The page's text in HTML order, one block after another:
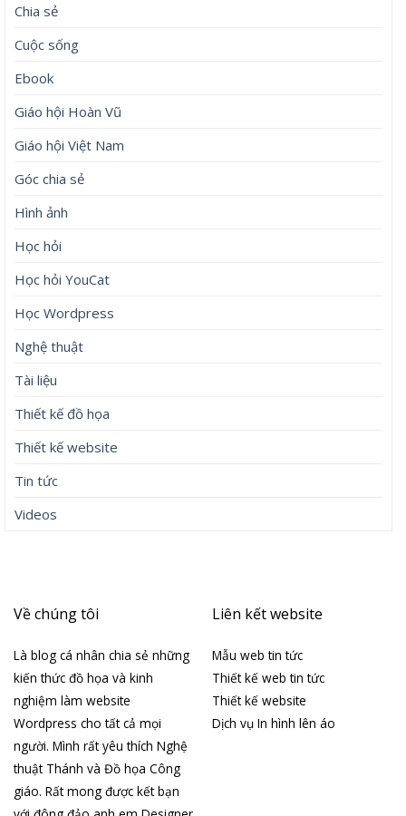
Chia sẻ
Cuộc sống
Ebook
Giáo hội Hoàn Vũ
Giáo hội Việt Nam
Góc chia sẻ
Hình ảnh
Học hỏi
Học hỏi YouCat
Học Wordpress
Nghệ thuật
Tài liệu
Thiết kế đồ họa
Thiết kế website
Tin tức
Videos
Về chúng tôi
Là blog cá nhân chia sẻ những
kiến thức đồ họa và kinh
nghiệm làm website
Wordpress cho tất cả mọi
người. Mình rất yêu thích Nghệ
thuật Thánh và Đồ họa Công
giáo. Rất mong được kết bạn
Liên kết website
Mẫu web tin tức
Thiết kế web tin tức
Thiết kế website
Dịch vụ In hình lên áo